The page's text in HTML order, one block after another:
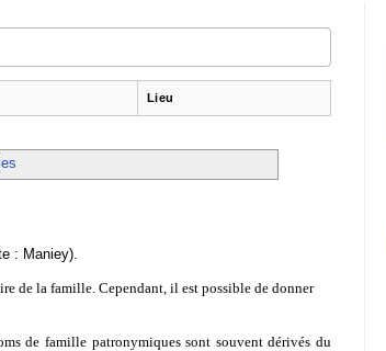
Lieu
: Maniey).
de la famille. Cependant, il est possible de donner
de famille patronymiques sont souvent dérivés du